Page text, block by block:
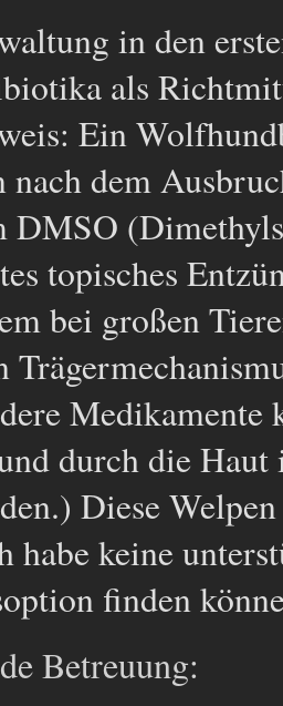
in den
als
Ein
nach dem
DMSO
topisches
bei großen
Medikamente
durch die Haut
Diese
habe keine
finden
Betreuung: